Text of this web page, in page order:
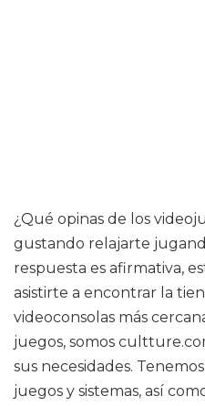
¿Qué opinas de los
gustando relajarte
respuesta es afirmativa,
asistirte a encontrar la
videoconsolas más
juegos, somos
sus necesidades.
juegos y sistemas, así